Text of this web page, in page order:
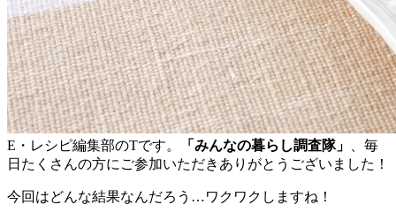
E・レシピ編集部のTです。 「みんなの暮らし調査隊」
、毎
日たくさんの方にご参加いただきありがとうございました！
今回はどんな結果なんだろう…ワクワクしますね！